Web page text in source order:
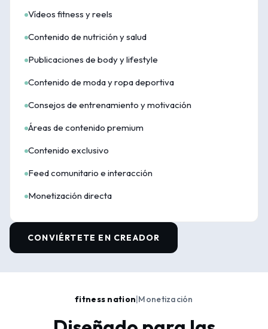
Vídeos fitness y reels
Contenido de nutrición y salud
Publicaciones de body y lifestyle
Contenido de moda y ropa deportiva
Consejos de entrenamiento y motivación
Áreas de contenido premium
Contenido exclusivo
Feed comunitario e interacción
Monetización directa
CONVIÉRTETE EN CREADOR
fitness nation|Monetización